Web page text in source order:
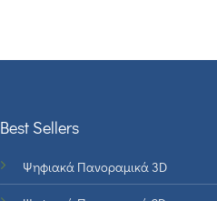
Best Sellers
Ψηφιακά Πανοραμικά 3D